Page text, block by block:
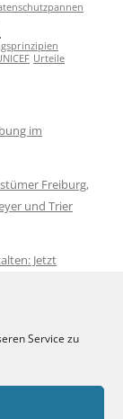
Service zu
Urteile
im
Freiburg,
und Trier
Jetzt
von Louisa